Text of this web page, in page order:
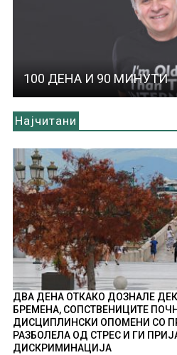
100 ДЕНА И 90 МИНУТИ
Најчитани
ДВА ДЕНА ОТКАКО ДОЗНАЛЕ
БРЕМЕНА, СОПСТВЕНИЦИТЕ
ДИСЦИПЛИНСКИ ОПОМЕНИ СО
РАЗБОЛЕЛА ОД СТРЕС И ГИ
ДИСКРИМИНАЦИЈА